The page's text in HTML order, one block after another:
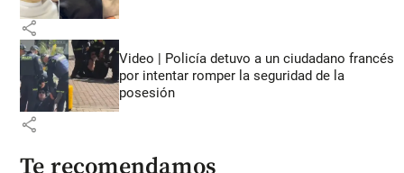
share
Video | Policía detuvo a un ciudadano francés
por intentar romper la seguridad de la
posesión
share